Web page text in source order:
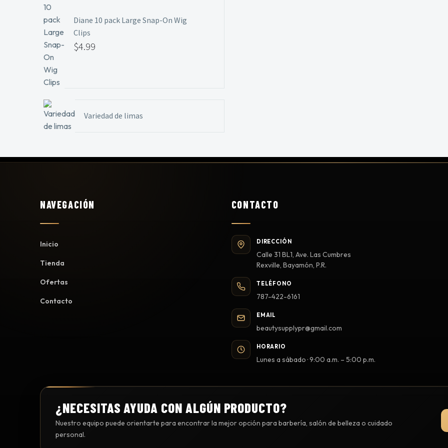
Diane 10 pack Large Snap-On Wig
Clips
$4.99
Variedad de limas
NAVEGACIÓN
Inicio
Tienda
Ofertas
Contacto
CONTACTO
DIRECCIÓN
Calle 31 BL1, Ave. Las Cumbres
Rexville, Bayamón, P.R.
TELÉFONO
787-422-6161
EMAIL
beautysupplypr@gmail.com
HORARIO
Lunes a sábado · 9:00 a.m. – 5:00 p.m.
¿NECESITAS AYUDA CON ALGÚN PRODUCTO?
Nuestro equipo puede orientarte para encontrar la mejor opción para barbería, salón de belleza o cuidado
personal.